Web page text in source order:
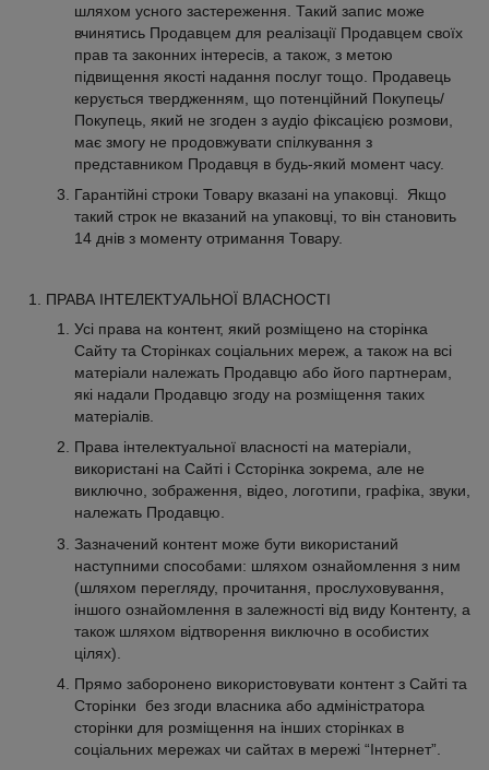
шляхом усного застереження. Такий запис може
вчинятись Продавцем для реалізації Продавцем своїх
прав та законних інтересів, а також, з метою
підвищення якості надання послуг тощо. Продавець
керується твердженням, що потенційний Покупець/
Покупець, який не згоден з аудіо фіксацією розмови,
має змогу не продовжувати спілкування з
представником Продавця в будь-який момент часу.
Гарантійні строки Товару вказані на упаковці. Якщо
такий строк не вказаний на упаковці, то він становить
14 днів з моменту отримання Товару.
ПРАВА ІНТЕЛЕКТУАЛЬНОЇ ВЛАСНОСТІ
Усі права на контент, який розміщено на сторінка
Сайту та Сторінках соціальних мереж, а також на всі
матеріали належать Продавцю або його партнерам,
які надали Продавцю згоду на розміщення таких
матеріалів.
Права інтелектуальної власності на матеріали,
використані на Сайті і Ссторінка зокрема, але не
виключно, зображення, відео, логотипи, графіка, звуки,
належать Продавцю.
Зазначений контент може бути використаний
наступними способами: шляхом ознайомлення з ним
(шляхом перегляду, прочитання, прослуховування,
іншого ознайомлення в залежності від виду Контенту, а
також шляхом відтворення виключно в особистих
цілях).
Прямо заборонено використовувати контент з Сайті та
Сторінки без згоди власника або адміністратора
сторінки для розміщення на інших сторінках в
соціальних мережах чи сайтах в мережі “Інтернет”.